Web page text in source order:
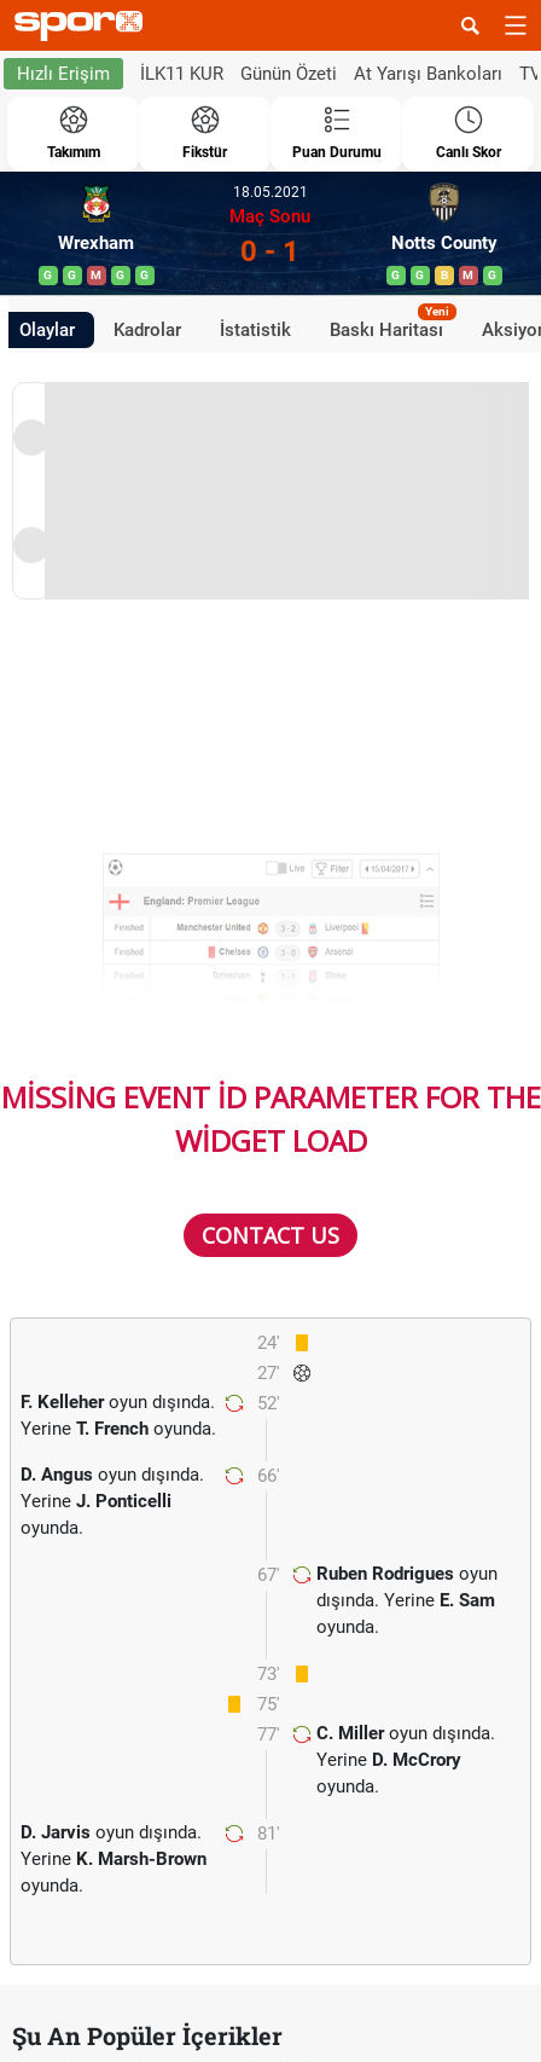
Hızlı Erişim İLK11 KUR Günün Özeti At Yarışı Bankoları
Takımım Fikstür Puan Durumu Canlı Skor
Wrexham
G G M G G
18.05.2021
Maç Sonu
0 - 1 Notts County
G G B M G
Olaylar Kadrolar İstatistik Baskı Haritası
Yeni
MISSING EVENT ID PARAMETER FOR THE
WIDGET LOAD
CONTACT US
24'
27'
52'
F. Kelleheroyun dışında.
Yerine T. French oyunda.
66'
D. Angus oyun dışında.
Yerine J. Ponticelli
oyunda.
67' Ruben Rodrigues oyun
dışında. Yerine E. Sam
oyunda.
73'
75'
77'
C. Milleroyun dışında.
Yerine D. McCrory
oyunda.
81'
D. Jarvis oyun dışında.
Yerine K. Marsh-Brown
oyunda.
Şu An Popüler İçerikler